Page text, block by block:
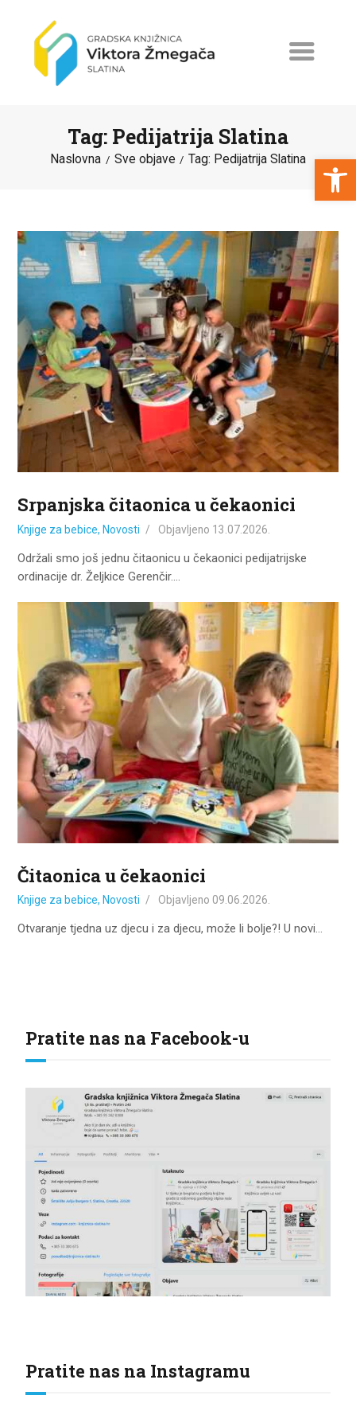
Open toolbar
Tag: Pedijatrija Slatina
Naslovna Sve objave Tag: Pedijatrija Slatina
NOVOSTI
ERASMUS+
PROGRAMI I PROJEKTI
KATALOG
O KNJIŽNICI
ZA KORISNIKE
ODJELI
DOKUMENTI
KONTAKT
Srpanjska čitaonica u čekaonici
Knjige za bebice, Novosti Objavljeno 13.07.2026.
Održali smo još jednu čitaonicu u čekaonici pedijatrijske
ordinacije dr. Željkice Gerenčir.…
Čitaonica u čekaonici
Knjige za bebice, Novosti Objavljeno 09.06.2026.
Otvaranje tjedna uz djecu i za djecu, može li bolje?! U novi…
Pratite nas na Facebook-u
Pratite nas na Instagramu